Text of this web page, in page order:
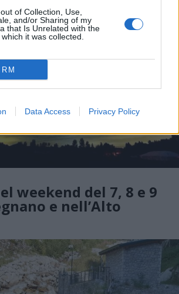
of Collection, Use,
and/or Sharing of my
that Is Unrelated with the
it was collected.
Data Access Privacy Policy
weekend del 7, 8 e 9
e nell’Alto